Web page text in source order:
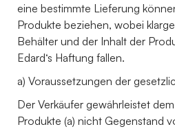
eine bestimmte Lieferung
Produkte beziehen, wobei
Behälter und der Inhalt der
Edard‘s Haftung fallen.
a) Voraussetzungen der
Der Verkäufer gewährleistet
Produkte (a) nicht Gegenstand